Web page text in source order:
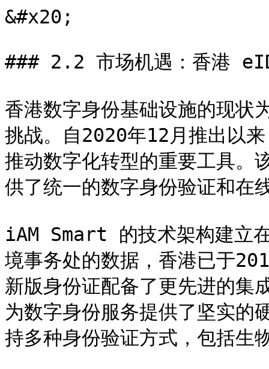
&#x20;
### 2.2 市场机遇：香港
香港数字身份基础设施的现状
挑战。自2020年12月推出以
推动数字化转型的重要工具。
供了统一的数字身份验证和在
iAM Smart 的技术架构建立
境事务处的数据，香港已于
新版身份证配备了更先进的集
为数字身份服务提供了坚实
持多种身份验证方式，包括生